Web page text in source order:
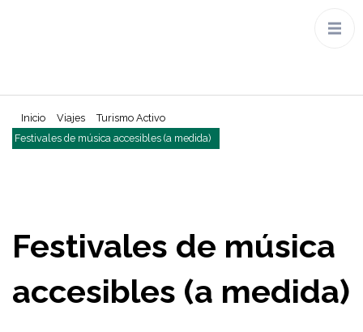
Inicio Viajes
Turismo Activo
Festivales de música accesibles (a medida)
Festivales de música
accesibles (a medida)